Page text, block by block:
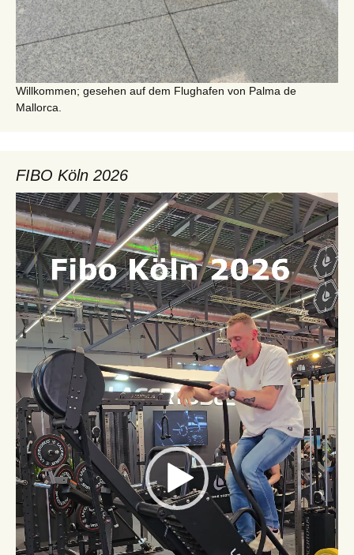
Willkommen; gesehen auf dem Flughafen von Palma de
Mallorca.
FIBO Köln 2026
Video-
Player